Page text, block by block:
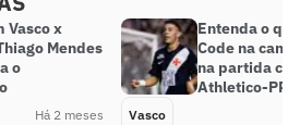
Vasco x
Mendes
o
Há 2 meses
Entenda o
Code na
na partida
Athletico-PR
Vasco